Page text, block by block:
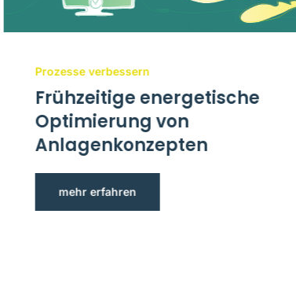
Prozesse verbessern
Frühzeitige energetische
Optimierung von
Anlagenkonzepten
mehr erfahren